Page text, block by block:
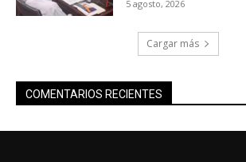
5 agosto, 2026
Cargar más
COMENTARIOS RECIENTES